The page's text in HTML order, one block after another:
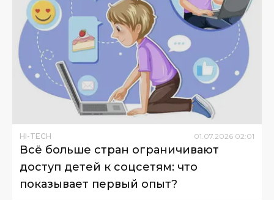
HI-TECH 01 07 2026 02:01
Всё больше стран ограничивают
доступ детей к соцсетям: что
показывает первый опыт?